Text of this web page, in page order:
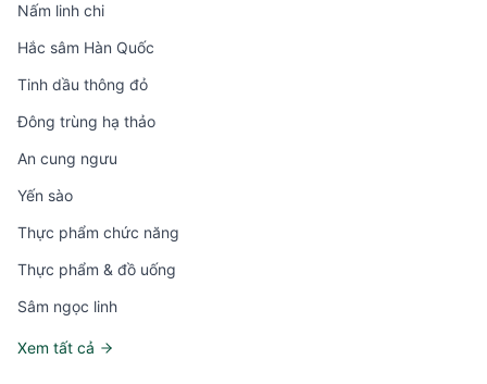
Nấm linh chi
Hắc sâm Hàn Quốc
Tinh dầu thông đỏ
Đông trùng hạ thảo
An cung ngưu
Yến sào
Thực phẩm chức năng
Thực phẩm & đồ uống
Sâm ngọc linh
Xem tất cả